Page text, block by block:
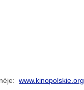
www.kinopolskie.org